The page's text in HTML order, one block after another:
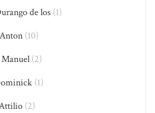
de los (1)
(10)
(2)
(1)
(2)